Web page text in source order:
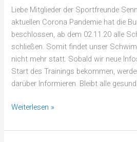
Liebe Mitglieder der Sportfreunde
aktuellen Corona Pandemie hat die
beschlossen, ab dem 02.11.20 alle
schließen. Somit findet unser
nicht mehr statt. Sobald wir neue
Start des Trainings bekommen,
darüber Informieren. Bleibt alle
Weiterlesen »